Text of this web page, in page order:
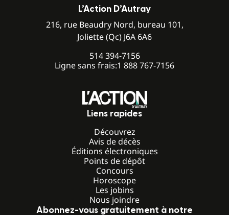
L’Action D’Autray
216, rue Beaudry Nord, bureau 101,
Joliette (Qc) J6A 6A6
514 394-7156
Ligne sans frais:1 888 767-7156
Liens rapides
Découvrez
Avis de décès
Éditions électroniques
Points de dépôt
Concours
Horoscope
Les jobins
Nous joindre
Abonnez-vous gratuitement à notre